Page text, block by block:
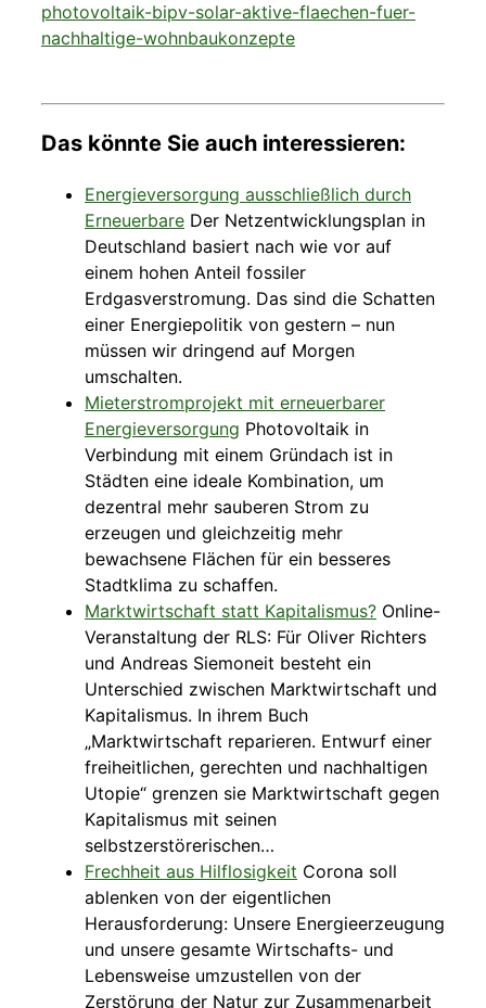
photovoltaik-bipv-solar-aktive-flaechen-fuer-
nachhaltige-wohnbaukonzepte
Das könnte Sie auch interessieren:
Energieversorgung ausschließlich durch
Erneuerbare Der Netzentwicklungsplan in
Deutschland basiert nach wie vor auf
einem hohen Anteil fossiler
Erdgasverstromung. Das sind die Schatten
einer Energiepolitik von gestern – nun
müssen wir dringend auf Morgen
umschalten.
Mieterstromprojekt mit erneuerbarer
Energieversorgung Photovoltaik in
Verbindung mit einem Gründach ist in
Städten eine ideale Kombination, um
dezentral mehr sauberen Strom zu
erzeugen und gleichzeitig mehr
bewachsene Flächen für ein besseres
Stadtklima zu schaffen.
Marktwirtschaft statt Kapitalismus? Online-
Veranstaltung der RLS: Für Oliver Richters
und Andreas Siemoneit besteht ein
Unterschied zwischen Marktwirtschaft und
Kapitalismus. In ihrem Buch
„Marktwirtschaft reparieren. Entwurf einer
freiheitlichen, gerechten und nachhaltigen
Utopie“ grenzen sie Marktwirtschaft gegen
Kapitalismus mit seinen
selbstzerstörerischen…
Frechheit aus Hilflosigkeit Corona soll
ablenken von der eigentlichen
Herausforderung: Unsere Energieerzeugung
und unsere gesamte Wirtschafts- und
Lebensweise umzustellen von der
Zerstörung der Natur zur Zusammenarbeit